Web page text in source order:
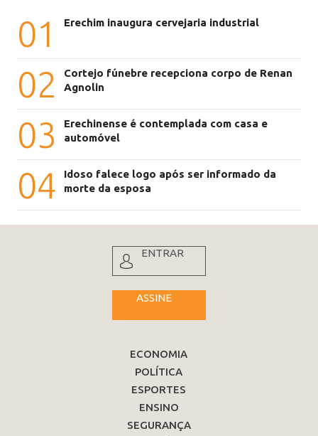
01 Erechim inaugura cervejaria industrial
02
Cortejo fúnebre recepciona corpo de Renan
Agnolin
03
Erechinense é contemplada com casa e
automóvel
04
Idoso falece logo após ser informado da
morte da esposa
ENTRAR
ASSINE
ECONOMIA
POLÍTICA
ESPORTES
ENSINO
SEGURANÇA